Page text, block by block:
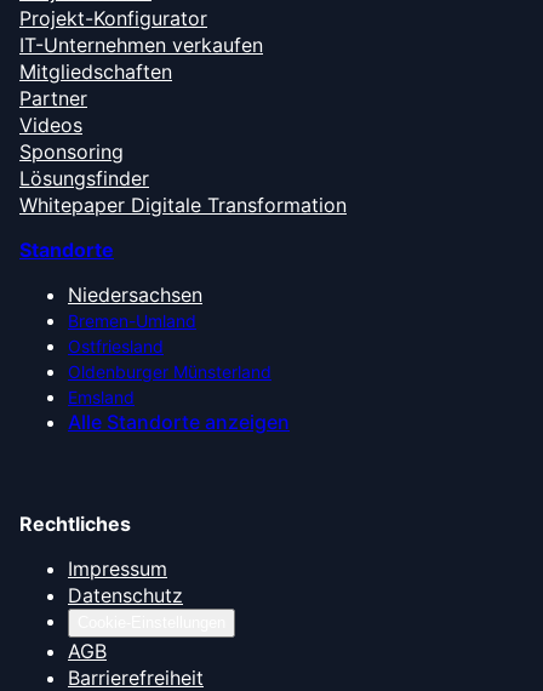
Projekt-Konfigurator
IT-Unternehmen verkaufen
Mitgliedschaften
Partner
Videos
Sponsoring
Lösungsfinder
Whitepaper Digitale Transformation
Standorte
Niedersachsen
Bremen-Umland
Ostfriesland
Oldenburger Münsterland
Emsland
Alle Standorte anzeigen
Rechtliches
Impressum
Datenschutz
AGB
Barrierefreiheit